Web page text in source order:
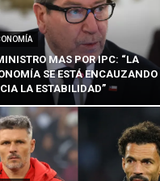
MAS POR IPC: “LA
SE ESTÁ ENCAUZANDO
LA ESTABILIDAD”